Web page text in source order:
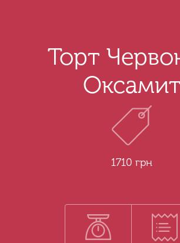
Торт
Оксамит
1710 грн